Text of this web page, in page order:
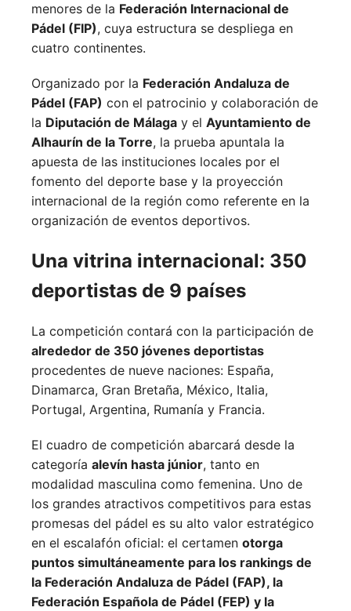
menores de la Federación Internacional de
Pádel (FIP), cuya estructura se despliega en
cuatro continentes.
Organizado por la Federación Andaluza de
Pádel (FAP) con el patrocinio y colaboración de
la Diputación de Málaga y el Ayuntamiento de
Alhaurín de la Torre, la prueba apuntala la
apuesta de las instituciones locales por el
fomento del deporte base y la proyección
internacional de la región como referente en la
organización de eventos deportivos.
Una vitrina internacional: 350
deportistas de 9 países
La competición contará con la participación de
alrededor de 350 jóvenes deportistas
procedentes de nueve naciones: España,
Dinamarca, Gran Bretaña, México, Italia,
Portugal, Argentina, Rumanía y Francia.
El cuadro de competición abarcará desde la
categoría alevín hasta júnior, tanto en
modalidad masculina como femenina. Uno de
los grandes atractivos competitivos para estas
promesas del pádel es su alto valor estratégico
en el escalafón oficial: el certamen otorga
puntos simultáneamente para los rankings de
la Federación Andaluza de Pádel (FAP), la
Federación Española de Pádel (FEP) y la